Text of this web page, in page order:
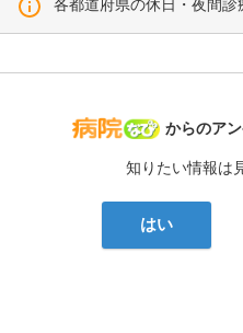
各都道府県の休日・夜間
病院なび
からのア
知りたい情報は
はい